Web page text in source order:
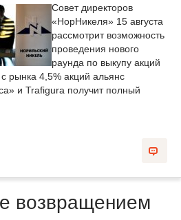
Совет директоров
«НорНикеля» 15 августа
рассмотрит возможность
проведения нового
раунда по выкупу акций
рынка 4,5% акций альянс
и Trafigura получит полный
возвращением